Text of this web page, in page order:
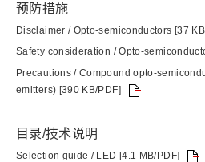
预防措施
Disclaimer / Opto-semiconductors [37
Safety consideration / Opto-
Precautions / Compound opto-
emitters) [390 KB/PDF]
目录/技术说明
Selection guide / LED [4.1 MB/PDF]